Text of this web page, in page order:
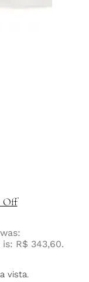
Off
R$ 343,60.
vista.